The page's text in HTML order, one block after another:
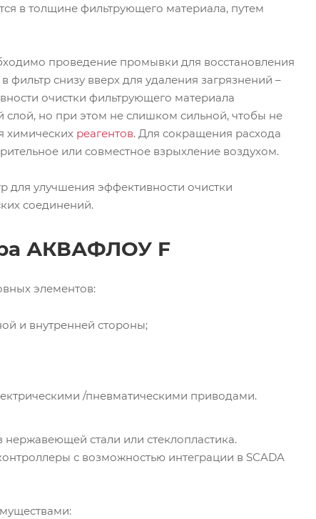
в толщине фильтрующего материала, путем
проведение промывки для восстановления
снизу вверх для удаления загрязнений –
очистки фильтрующего материала
но при этом не слишком сильной, чтобы не
химических реагентов. Для сокращения расхода
или совместное взрыхление воздухом.
для улучшения эффективности очистки
соединений.
АКВАФЛОУ F
элементов:
и внутренней стороны;
/пневматическими приводами.
стали или стеклопластика.
с возможностью интеграции в SCADA